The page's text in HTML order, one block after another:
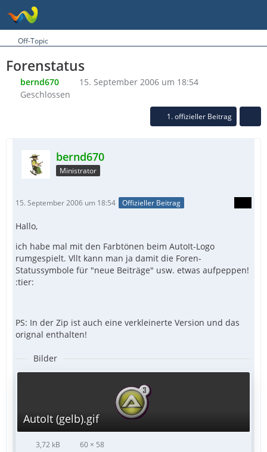
Off-Topic
Forenstatus
bernd670
15. September 2006 um 18:54
Geschlossen
1. offizieller Beitrag
bernd670
Ministrator
15. September 2006 um 18:54 Offizieller Beitrag
Hallo,
ich habe mal mit den Farbtönen beim AutoIt-Logo
rumgespielt. Vllt kann man ja damit die Foren-
Statussymbole für "neue Beiträge" usw. etwas aufpeppen!
:tier:
PS: In der Zip ist auch eine verkleinerte Version und das
orignal enthalten!
Bilder
AutoIt (gelb).gif
3,72 kB 60 × 58